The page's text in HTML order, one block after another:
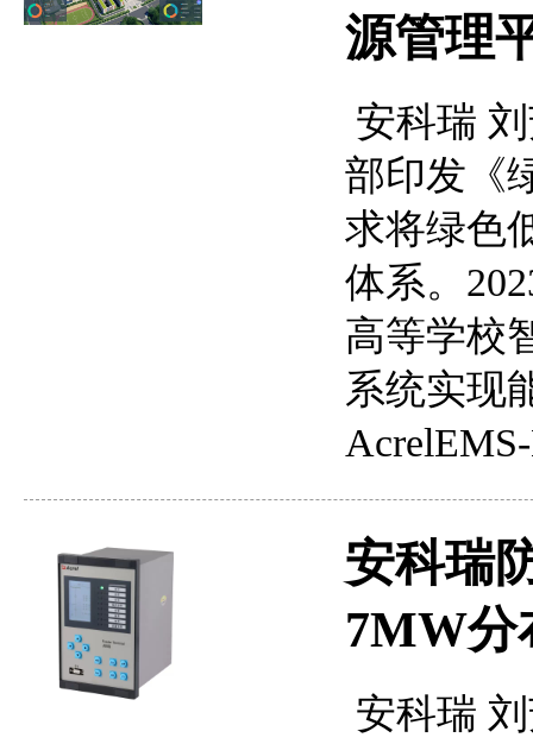
源管理
安科瑞
部印发《
求将绿色
体系。
高等学校
系统实现
安科瑞
7MW分
安科瑞